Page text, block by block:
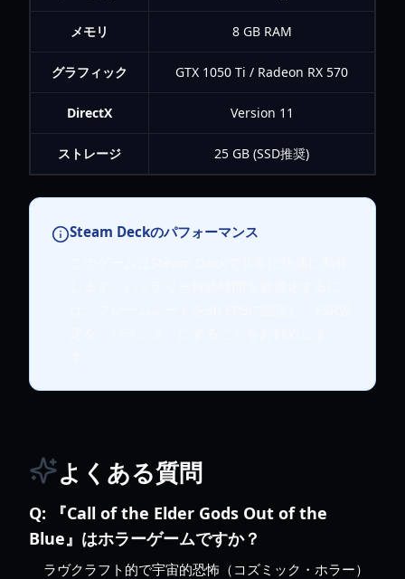
メモリ 8 GB RAM
グラフィック GTX 1050 Ti / Radeon RX 570
DirectX Version 11
ストレージ 25 GB (SSD推奨)
Steam Deckのパフォーマンス
よくある質問
Q:
『Call of the Elder Gods Out of the
Blue』はホラーゲームですか？
ラヴクラフト的で宇宙的恐怖（コズミック・ホラー）